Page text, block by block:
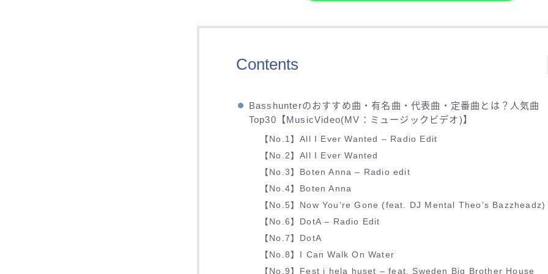
Contents
Basshunterのおすすめ曲・有名曲・代表曲・定番曲とは？人気曲
Top30【MusicVideo(MV：ミュージックビデオ)】
【No.1】All I Ever Wanted – Radio Edit
【No.2】All I Ever Wanted
【No.3】Boten Anna – Radio edit
【No.4】Boten Anna
【No.5】Now You’re Gone (feat. DJ Mental Theo’s Bazzheadz)
【No.6】DotA – Radio Edit
【No.7】DotA
【No.8】I Can Walk On Water
【No.9】Fest i hela huset – feat. Sweden Big Brother House